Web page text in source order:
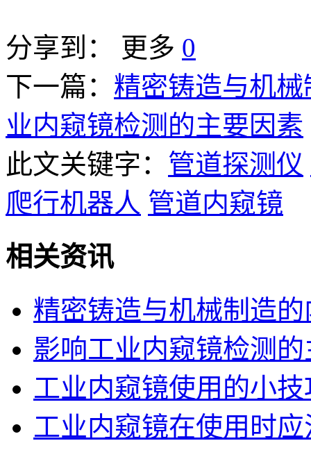
分享到： 更多 0
下一篇： 精密铸造与机
业内窥镜检测的主要因素
此文关键字： 管道探测仪
爬行机器人 管道内窥镜
相关资讯
精密铸造与机械制造
影响工业内窥镜检测
工业内窥镜使用的小技
工业内窥镜在使用时